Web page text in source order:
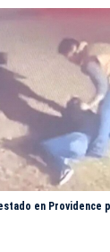
en Providence